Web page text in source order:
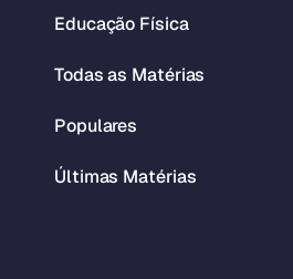
Educação Física
Todas as Matérias
Populares
Últimas Matérias